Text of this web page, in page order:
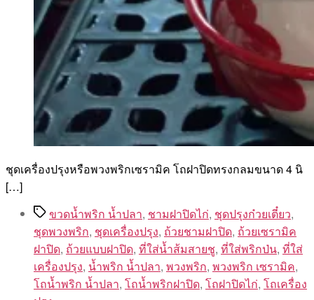
ชุดเครื่องปรุงหรือพวงพริกเซรามิค โถฝาปิดทรงกลมขนาด 4 นิ
[…]
Tagsขวดน้ำพริก น้ำปลา, ชามฝาปิดไก่, ชุดปรุงก๋วยเตี๋ยว,
ชุดพวงพริก, ชุดเครื่องปรุง, ถ้วยชามฝาปิด, ถ้วยเซรามิค
ฝาปิด, ถ้วยแบบฝาปิด, ที่ใส่น้ำส้มสายชู, ที่ใส่พริกป่น, ที่ใส่
เครื่องปรุง, น้ำพริก น้ำปลา, พวงพริก, พวงพริก เซรามิค,
โถน้ำพริก น้ำปลา, โถน้ำพริกฝาปิด, โถฝาปิดไก่, โถเครื่อง